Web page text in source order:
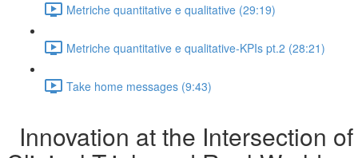
Metriche quantitative e qualitative (29:19)
Metriche quantitative e qualitative-KPIs pt.2 (28:21)
Take home messages (9:43)
Innovation at the Intersection of